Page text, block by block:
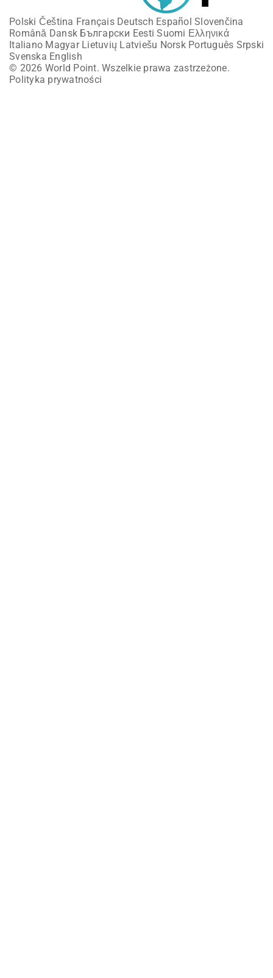
Polski Čeština Français Deutsch Español Slovenčina
Română Dansk Български Eesti Suomi Ελληνικά
Italiano Magyar Lietuvių Latviešu Norsk Português Srpski
Svenska English
© 2026 World Point. Wszelkie prawa zastrzeżone.
Polityka prywatności